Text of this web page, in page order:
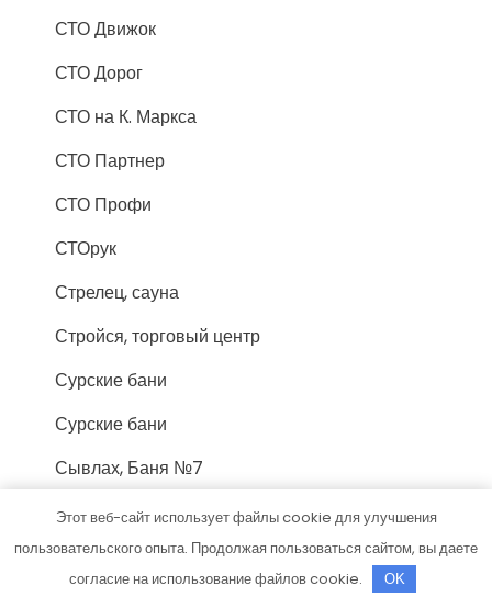
СТО Движок
СТО Дорог
СТО на К. Маркса
СТО Партнер
СТО Профи
СТОрук
Стрелец, сауна
Стройся, торговый центр
Сурские бани
Сурские бани
Сывлах, Баня №7
Тверь, отель
Теремок, баня
Этот веб-сайт использует файлы cookie для улучшения
пользовательского опыта. Продолжая пользоваться сайтом, вы даете
согласие на использование файлов cookie.
OK